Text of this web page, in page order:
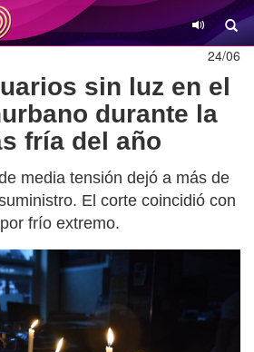
24/06
sin luz en el
durante la
fría del año
media tensión dejó a más de
El corte coincidió con
frío extremo.